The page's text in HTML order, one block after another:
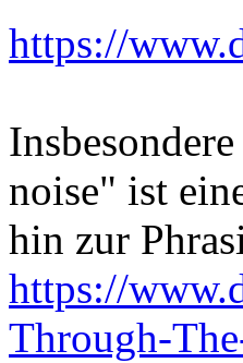
https://
noise" ist
hin zur
https://
Through-